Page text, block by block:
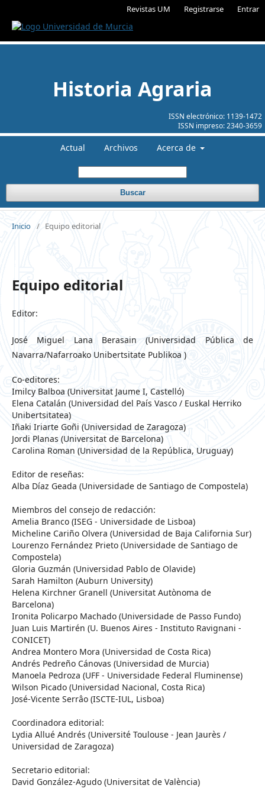
Revistas UM Registrarse Entrar
ISSN electrónico: 1139-1472
ISSN impreso: 2340-3659
Historia Agraria
Actual Archivos Acerca de
Buscar
Inicio / Equipo editorial
Equipo editorial
Editor:
José Miguel Lana Berasain (Universidad Pública de
Navarra/Nafarroako Unibertsitate Publikoa )
Co-editores:
Imilcy Balboa (Universitat Jaume I, Castelló)
Elena Catalán (Universidad del País Vasco / Euskal Herriko
Unibertsitatea)
Iñaki Iriarte Goñi (Universidad de Zaragoza)
Jordi Planas (Universitat de Barcelona)
Carolina Roman (Universidad de la República, Uruguay)
Editor de reseñas:
Alba Díaz Geada (Universidade de Santiago de Compostela)
Miembros del consejo de redacción:
Amelia Branco (ISEG - Universidade de Lisboa)
Micheline Cariño Olvera (Universidad de Baja California Sur)
Lourenzo Fernández Prieto (Universidade de Santiago de
Compostela)
Gloria Guzmán (Universidad Pablo de Olavide)
Sarah Hamilton (Auburn University)
Helena Kirchner Granell (Universitat Autònoma de
Barcelona)
Ironita Policarpo Machado (Universidade de Passo Fundo)
Juan Luis Martirén (U. Buenos Aires - Instituto Ravignani -
CONICET)
Andrea Montero Mora (Universidad de Costa Rica)
Andrés Pedreño Cánovas (Universidad de Murcia)
Manoela Pedroza (UFF - Universidade Federal Fluminense)
Wilson Picado (Universidad Nacional, Costa Rica)
José-Vicente Serrâo (ISCTE-IUL, Lisboa)
Coordinadora editorial:
Lydia Allué Andrés (Université Toulouse - Jean Jaurès /
Universidad de Zaragoza)
Secretario editorial:
David González-Agudo (Universitat de València)